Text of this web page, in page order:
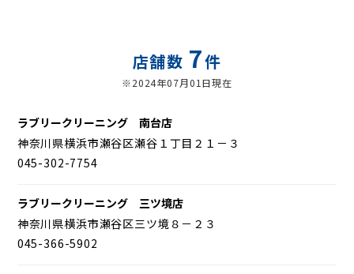
店舗数 7件
※2024年07月01日現在
ラブリークリーニング 南台店
神奈川県横浜市瀬谷区瀬谷１丁目２１－３
045-302-7754
ラブリークリーニング 三ツ境店
神奈川県横浜市瀬谷区三ツ境８－２３
045-366-5902